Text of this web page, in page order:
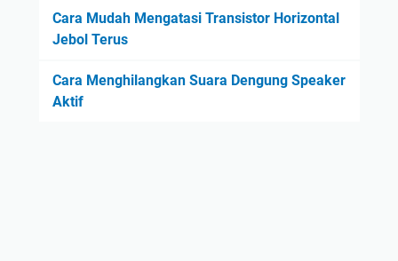
Cara Mudah Mengatasi Transistor Horizontal
Jebol Terus
Cara Menghilangkan Suara Dengung Speaker
Aktif